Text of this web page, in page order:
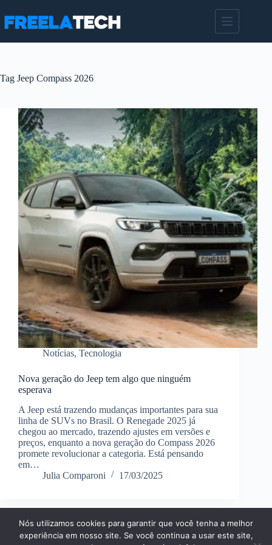
para
Tag Jeep Compass 2026
Notícias, Tecnologia
Nova geração do Jeep tem algo que ninguém
esperava
A Jeep está trazendo mudanças importantes para sua
linha de SUVs no Brasil. O Renegade 2025 já
chegou ao mercado, trazendo ajustes em versões e
preços, enquanto a nova geração do Compass 2026
promete revolucionar a categoria. Está pensando
em…
Julia Comparoni
17/03/2025
Página Inícial Dicas
Aplicativos
Nós utilizamos cookies para garantir que você tenha a melhor
experiência em nosso site. Se você continua a usar este site,